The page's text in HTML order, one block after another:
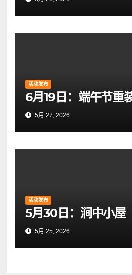
活动发布
6月19日：端午节重
5月 27, 2026
活动发布
5月30日：涧中小屋
5月 25, 2026